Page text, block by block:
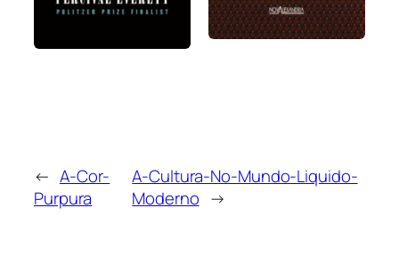
← A-Cor-
Purpura
A-Cultura-No-Mundo-Liquido-
Moderno →